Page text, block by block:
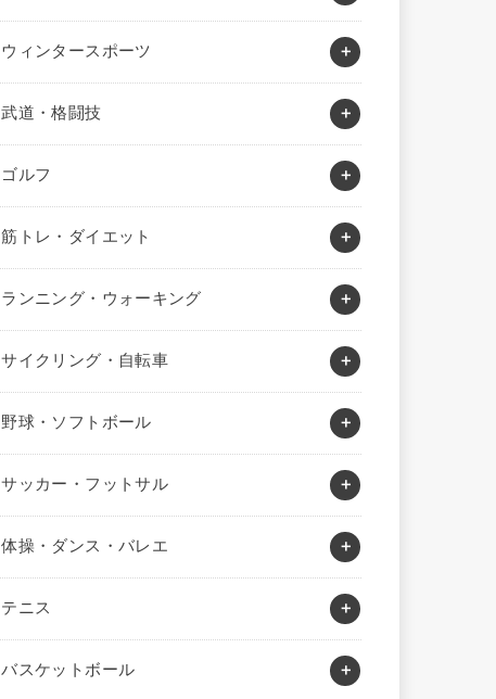
ウィンタースポーツ
武道・格闘技
ゴルフ
筋トレ・ダイエット
ランニング・ウォーキング
サイクリング・自転車
野球・ソフトボール
サッカー・フットサル
体操・ダンス・バレエ
テニス
バスケットボール